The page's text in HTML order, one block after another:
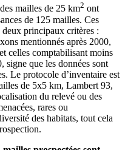
mailles de 25 km2 ont
de 125 mailles. Ces
principaux critères :
mentionnés après 2000,
celles comptabilisant moins
signe que les données sont
Le protocole d’inventaire est
de 5x5 km, Lambert 93,
du relevé ou des
rares ou
des habitats, tout cela